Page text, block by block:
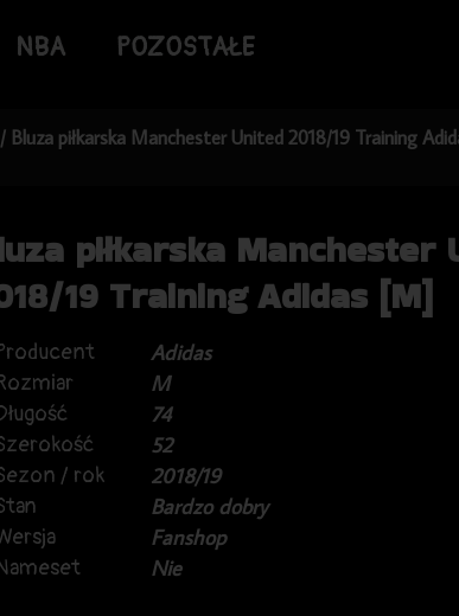
NBA POZOSTAŁE
/ Bluza piłkarska Manchester United 2018/19 Training
piłkarska Manchester
19 Training Adidas [M]
Adidas
M
74
52
/ rok
2018/19
Bardzo dobry
Fanshop
Nie